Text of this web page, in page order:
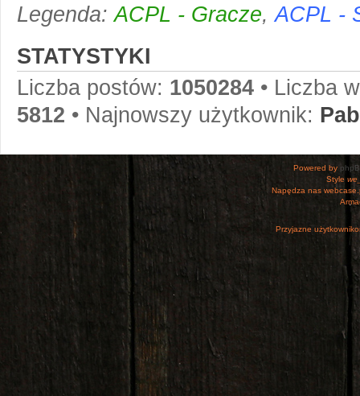
Legenda:ACPL - Gracze,ACPL -
STATYSTYKI
Liczba postów: 1050284 • Liczba
5812 • Najnowszy użytkownik:
Powered by
Style
Napędza nas
Przyjazne